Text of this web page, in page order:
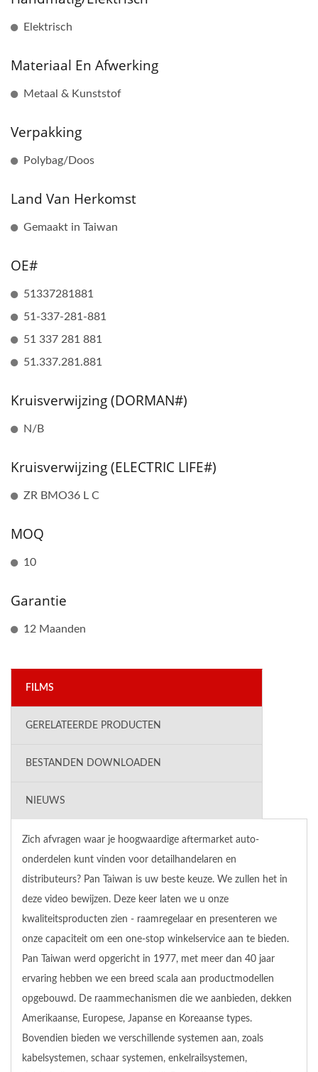
Elektrisch
Materiaal En Afwerking
Metaal & Kunststof
Verpakking
Polybag/Doos
Land Van Herkomst
Gemaakt in Taiwan
OE#
51337281881
51-337-281-881
51 337 281 881
51.337.281.881
Kruisverwijzing (DORMAN#)
N/B
Kruisverwijzing (ELECTRIC LIFE#)
ZR BMO36 L C
MOQ
10
Garantie
12 Maanden
FILMS
GERELATEERDE PRODUCTEN
BESTANDEN DOWNLOADEN
NIEUWS
Zich afvragen waar je hoogwaardige aftermarket auto-
onderdelen kunt vinden voor detailhandelaren en
distributeurs? Pan Taiwan is uw beste keuze. We zullen het in
deze video bewijzen. Deze keer laten we u onze
kwaliteitsproducten zien - raamregelaar en presenteren we
onze capaciteit om een one-stop winkelservice aan te bieden.
Pan Taiwan werd opgericht in 1977, met meer dan 40 jaar
ervaring hebben we een breed scala aan productmodellen
opgebouwd. De raammechanismen die we aanbieden, dekken
Amerikaanse, Europese, Japanse en Koreaanse types.
Bovendien bieden we verschillende systemen aan, zoals
kabelsystemen, schaar systemen, enkelrailsystemen,